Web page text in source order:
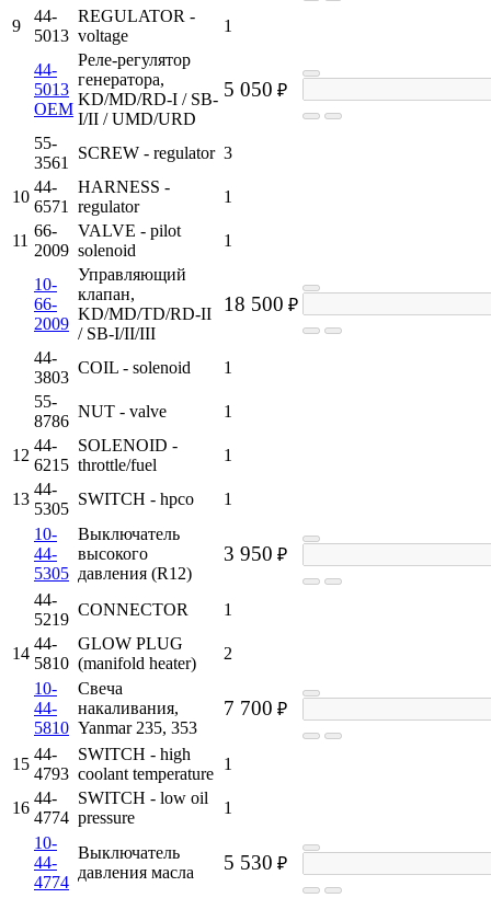
9
44-
5013
REGULATOR -
voltage
1
44-
5013
OEM
Реле-регулятор
генератора,
KD/MD/RD-I / SB-
I/II / UMD/URD
5 050 ₽
55-
3561
SCREW - regulator 3
10
44-
6571
HARNESS -
regulator
1
11
66-
2009
VALVE - pilot
solenoid
1
10-
66-
2009
Управляющий
клапан,
KD/MD/TD/RD-II
/ SB-I/II/III
18 500 ₽
44-
3803
COIL - solenoid
1
55-
8786
NUT - valve 1
12
44-
6215
SOLENOID -
throttle/fuel
1
13
44-
5305
SWITCH - hpco
1
10-
44-
5305
Выключатель
высокого
давления (R12)
3 950 ₽
44-
5219
CONNECTOR 1
14
44-
5810
GLOW PLUG
(manifold heater)
2
10-
44-
5810
Свеча
накаливания,
Yanmar 235, 353
7 700 ₽
15
44-
4793
SWITCH - high
coolant temperature
1
16
44-
4774
SWITCH - low oil
pressure
1
10-
44-
4774
Выключатель
давления масла
5 530 ₽